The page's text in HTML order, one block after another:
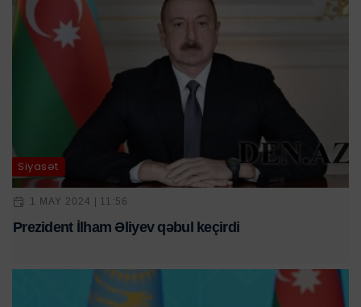
Siyasət
1 MAY 2024 | 11:56
Prezident İlham Əliyev qəbul keçirdi